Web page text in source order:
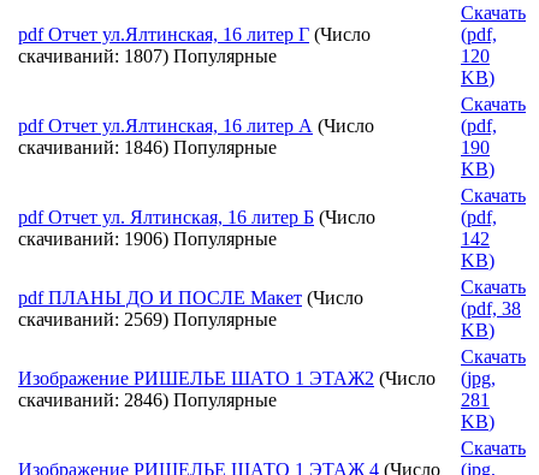
pdf Отчет ул.Ялтинская, 16 литер Г (Число
скачиваний: 1807) Популярные
Скачать
(pdf,
120
KB)
pdf Отчет ул.Ялтинская, 16 литер А (Число
скачиваний: 1846) Популярные
Скачать
(pdf,
190
KB)
pdf Отчет ул. Ялтинская, 16 литер Б (Число
скачиваний: 1906) Популярные
Скачать
(pdf,
142
KB)
pdf ПЛАНЫ ДО И ПОСЛЕ Макет (Число
скачиваний: 2569) Популярные
Скачать
(pdf, 38
KB)
Изображение РИШЕЛЬЕ ШАТО 1 ЭТАЖ2 (Число
скачиваний: 2846) Популярные
Скачать
(jpg,
281
KB)
Изображение РИШЕЛЬЕ ШАТО 1 ЭТАЖ 4 (Число
Скачать
(jpg,